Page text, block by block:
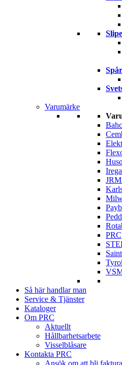
Varumärke
Irega
PRC
Så här handlar man
Service & Tjänster
Kataloger
Om PRC
Aktuellt
Hållbarhetsarbete
Visselblåsare
Kontakta PRC
Ansök om att bli